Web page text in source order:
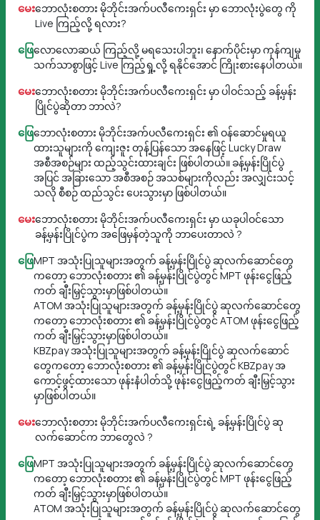
မေးဘောလုံးစတား မိုဘိုင်းအက်ပလီကေးရှင်း မှာ ဘောလုံးပွဲတွေ ကို
Live ကြည့်လို့ ရလား?
ဖြေလောလောဆယ် ကြည့်လို့ မရသေးပါဘူး၊ နောက်ပိုင်းမှာ ကုန်ကျမှု
သက်သာစွာဖြင့် Live ကြည့်ရှု့လို့ ရနိုင်အောင် ကြိုးစားနေပါတယ်။
မေးဘောလုံးစတား မိုဘိုင်းအက်ပလီကေးရှင်း မှာ ပါဝင်သည့် ခန့်မှန်း
ပြိုင်ပွဲဆိုတာ ဘာလဲ?
ဖြေဘောလုံးစတား မိုဘိုင်းအက်ပလီကေးရှင်း ၏ ဝန်ဆောင်မှုရယူ
ထားသူများကို ကျေးဇူး တုန့်ပြန်သော အနေဖြင့် Lucky Draw
အစီအစဉ်များ ထည့်သွင်းထားချင်း ဖြစ်ပါတယ်။ ခန့်မှန်းပြိုင်ပွဲ
အပြင် အခြားသော အစီအစဉ် အသစ်များကိုလည်း အလျှင်းသင့်
သလို စီစဉ် ထည်သွင်း ပေးသွားမှာ ဖြစ်ပါတယ်။
မေးဘောလုံးစတား မိုဘိုင်းအက်ပလီကေးရှင်း မှာ ယခုပါဝင်သော
ခန့်မှန်းပြိုင်ပွဲက အဖြေမှန်တဲ့သူကို ဘာပေးတာလဲ ?
ဖြေMPT အသုံးပြုသူများအတွက် ခန့်မှန်းပြိုင်ပွဲ ဆုလက်ဆောင်တွေ
ကတော့ ဘောလုံးစတား ၏ ခန့်မှန်းပြိုင်ပွဲတွင် MPT ဖုန်းငွေဖြည့်
ကတ် ချီးမြှင့်သွားမှာဖြစ်ပါတယ်။
ATOM အသုံးပြုသူများအတွက် ခန့်မှန်းပြိုင်ပွဲ ဆုလက်ဆောင်တွေ
ကတော့ ဘောလုံးစတား ၏ ခန့်မှန်းပြိုင်ပွဲတွင် ATOM ဖုန်းငွေဖြည့်
ကတ် ချီးမြှင့်သွားမှာဖြစ်ပါတယ်။
KBZpay အသုံးပြုသူများအတွက် ခန့်မှန်းပြိုင်ပွဲ ဆုလက်ဆောင်
တွေကတော့ ဘောလုံးစတား ၏ ခန့်မှန်းပြိုင်ပွဲတွင် KBZpay ‌အ
ကောင့်ဖွင့်ထားသော ဖုန်းနံပါတ်သို့ ဖုန်းငွေဖြည့်ကတ် ချီးမြှင့်သွား
မှာဖြစ်ပါတယ်။
မေးဘောလုံးစတား မိုဘိုင်းအက်ပလီကေးရှင်းရဲ့ ခန့်မှန်းပြိုင်ပွဲ ဆု
လက်ဆောင်က ဘာတွေလဲ ?
ဖြေMPT အသုံးပြုသူများအတွက် ခန့်မှန်းပြိုင်ပွဲ ဆုလက်ဆောင်တွေ
ကတော့ ဘောလုံးစတား ၏ ခန့်မှန်းပြိုင်ပွဲတွင် MPT ဖုန်းငွေဖြည့်
ကတ် ချီးမြှင့်သွားမှာဖြစ်ပါတယ်။
ATOM အသုံးပြုသူများအတွက် ခန့်မှန်းပြိုင်ပွဲ ဆုလက်ဆောင်တွေ